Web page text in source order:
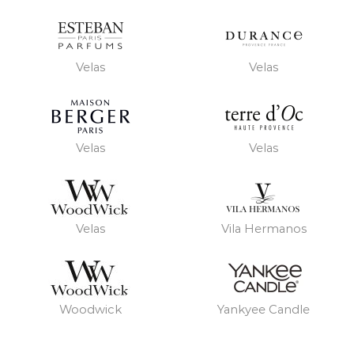
Velas Velas
Velas Velas
Velas Vila Hermanos
Woodwick Yankyee Candle